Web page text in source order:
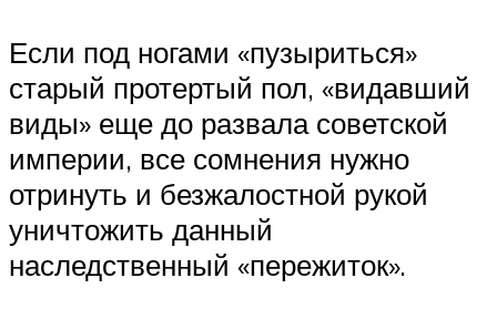
Если под ногами «пузыриться»
старый протертый пол, «видавший
виды» еще до развала советской
империи, все сомнения нужно
отринуть и безжалостной рукой
уничтожить данный
наследственный «пережиток».